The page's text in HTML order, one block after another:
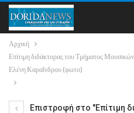
Αρχική
Επίτιμη διδάκτορας του Τμήματος
Ελένη Καραΐνδρου (φωτο)
Επιστροφή στο "Επίτιμη